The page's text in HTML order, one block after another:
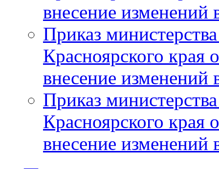
внесение изменений
Приказ
Красноярского
внесение изменений
Приказ
Красноярского
внесение изменений